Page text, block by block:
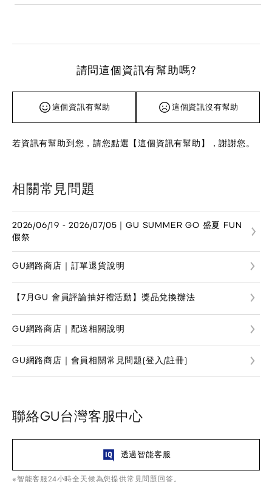
請問這個資訊有幫助嗎?
這個資訊有幫助 這個資訊沒有幫助
若資訊有幫助到您，請您點選【這個資訊有幫助】，謝謝您。
相關常見問題
2026/06/19 - 2026/07/05｜GU SUMMER GO 盛夏 FUN
假祭
GU網路商店｜訂單退貨說明
【7月GU 會員評論抽好禮活動】獎品兌換辦法
GU網路商店｜配送相關說明
GU網路商店｜會員相關常見問題(登入/註冊)
聯絡GU台灣客服中心
透過智能客服
※智能客服24小時全天候為您提供常見問題回答。